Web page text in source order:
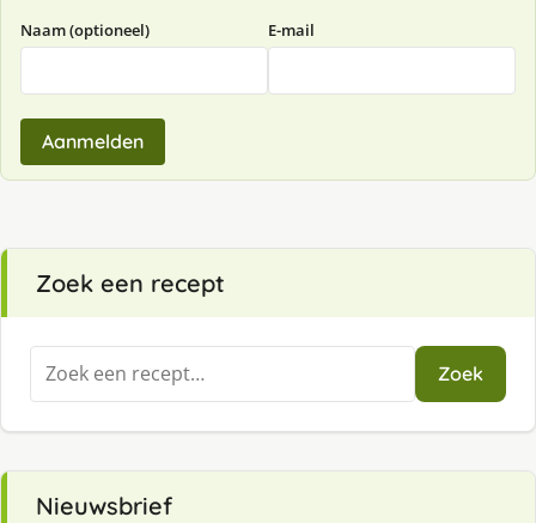
Naam (optioneel) E-mail
Aanmelden
Zoek een recept
Zoeken
naar:
Zoek
Nieuwsbrief